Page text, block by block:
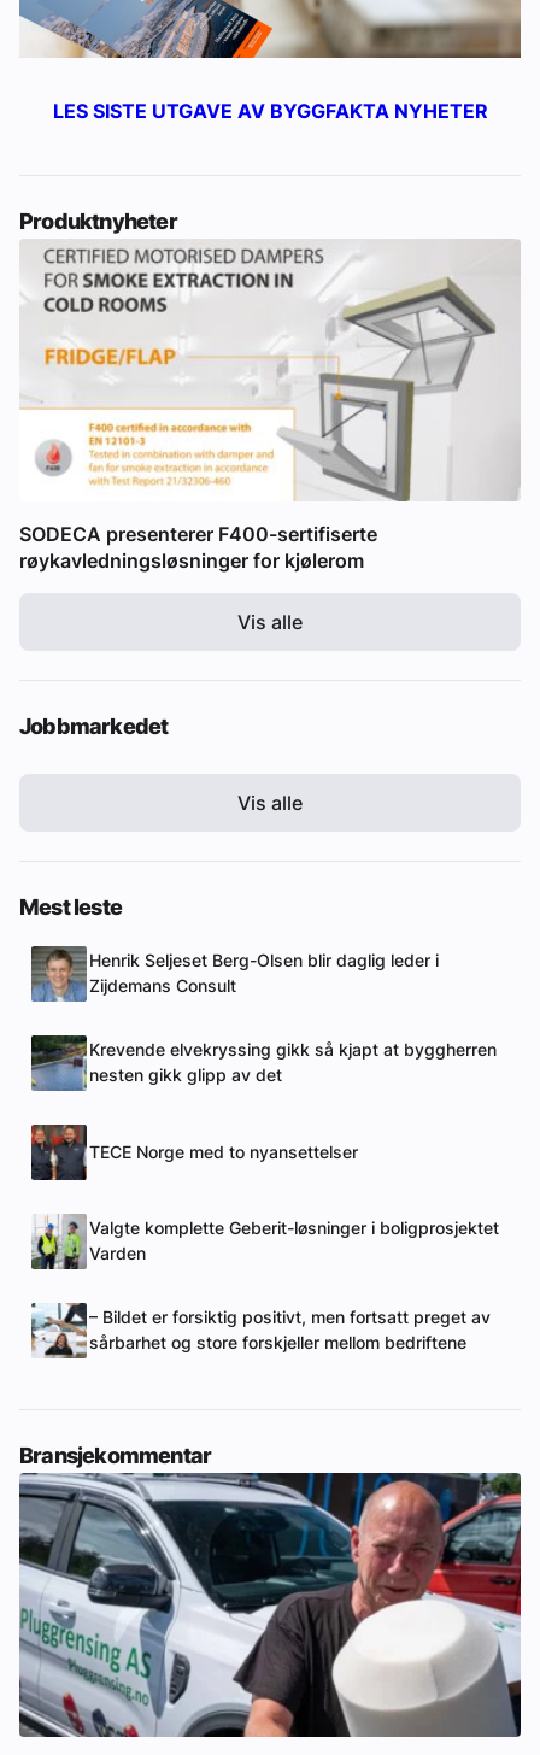
LES SISTE UTGAVE AV BYGGFAKTA NYHETER
Produktnyheter
SODECA presenterer F400-sertifiserte
røykavledningsløsninger for kjølerom
Vis alle
Jobbmarkedet
Vis alle
Mest leste
Henrik Seljeset Berg-Olsen blir daglig leder i
Zijdemans Consult
Krevende elvekryssing gikk så kjapt at byggherren
nesten gikk glipp av det
TECE Norge med to nyansettelser
Valgte komplette Geberit-løsninger i boligprosjektet
Varden
– Bildet er forsiktig positivt, men fortsatt preget av
sårbarhet og store forskjeller mellom bedriftene
Bransjekommentar